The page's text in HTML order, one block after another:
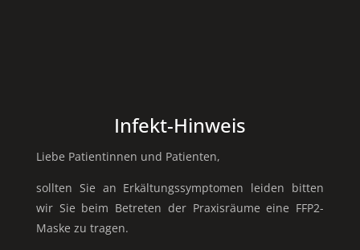
Infekt-Hinweis
Liebe Patientinnen und Patienten,
sollten Sie an Erkältungssymptomen leiden bitten
wir Sie beim Betreten der Praxisräume eine FFP2-
Maske zu tragen.